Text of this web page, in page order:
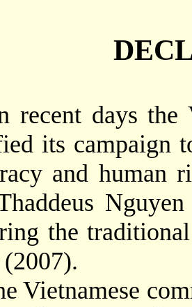
recent days the
its campaign
and human
the
Vietnamese